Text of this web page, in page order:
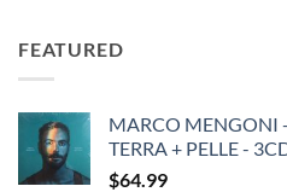
FEATURED
MARCO MENGONI
TERRA + PELLE -
$64.99